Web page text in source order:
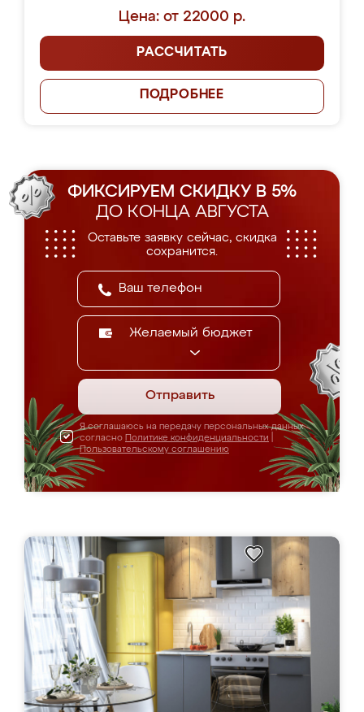
Цена: от 22000 р.
РАССЧИТАТЬ
ПОДРОБНЕЕ
ФИКСИРУЕМ СКИДКУ В 5%
ДО КОНЦА АВГУСТА
Оставьте заявку сейчас, скидка
сохранится.
Желаемый бюджет
Отправить
Я соглашаюсь на передачу персональных данных
согласно Политике конфиденциальности
Пользовательскому соглашению